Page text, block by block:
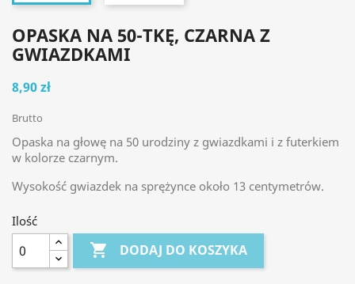
OPASKA NA 50-TKĘ, CZARNA Z
GWIAZDKAMI
8,90 zł
Brutto
Opaska na głowę na 50 urodziny z gwiazdkami i z futerkiem
w kolorze czarnym.
Wysokość gwiazdek na sprężynce około 13 centymetrów.
Ilość
 DODAJ DO KOSZYKA